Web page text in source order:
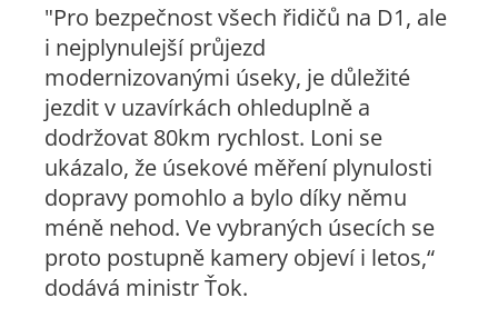
"Pro bezpečnost všech řidičů na D1, ale
i nejplynulejší průjezd
modernizovanými úseky, je důležité
jezdit v uzavírkách ohleduplně a
dodržovat 80km rychlost. Loni se
ukázalo, že úsekové měření plynulosti
dopravy pomohlo a bylo díky němu
méně nehod. Ve vybraných úsecích se
proto postupně kamery objeví i letos,“
dodává ministr Ťok.